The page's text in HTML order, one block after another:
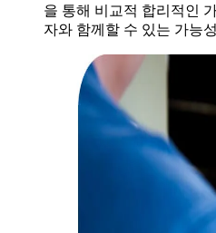
을 통해 비교적 합리적인
자와 함께할 수 있는 가능